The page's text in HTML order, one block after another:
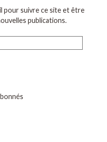
pour suivre ce site et être
publications.